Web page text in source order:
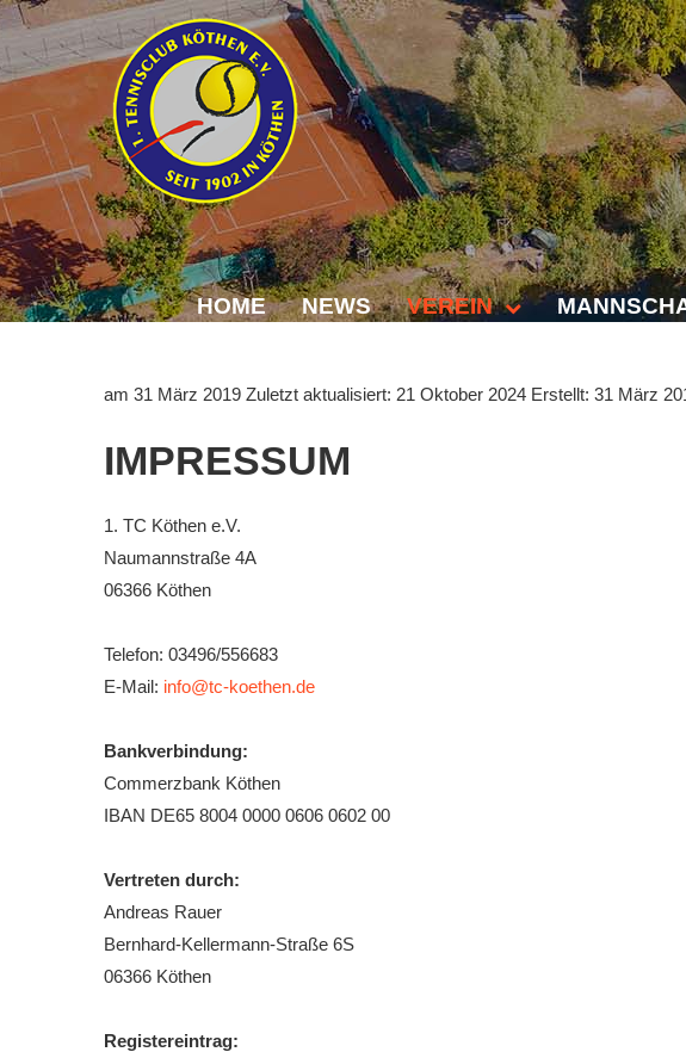
HOME NEWS VEREIN
am 31 März 2019 Zuletzt aktualisiert: 21 Oktober 2024 Erstellt: 31 März
IMPRESSUM
1. TC Köthen e.V.
Naumannstraße 4A
06366 Köthen
Telefon: 03496/556683
E-Mail: info@tc-koethen.de
Bankverbindung:
Commerzbank Köthen
IBAN DE65 8004 0000 0606 0602 00
Vertreten durch:
Andreas Rauer
Bernhard-Kellermann-Straße 6S
06366 Köthen
Registereintrag: